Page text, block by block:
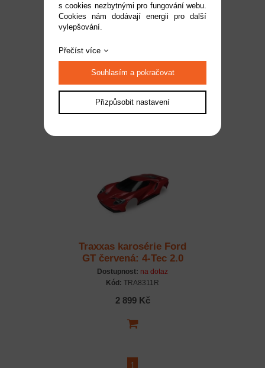
Traxxas karosérie Ford
GT modrá: 4-Tec 2.0
Dostupnost: na dotaz
Kód:TRA8311A
2 899 Kč
Traxxas karosérie Ford
GT červená: 4-Tec 2.0
Dostupnost: na dotaz
Kód: TRA8311R
2 899 Kč
1
s cookies nezbytnými pro fungování webu.
Cookies nám dodávají energii pro další
vylepšování.
Přečíst více
Souhlasím a pokračovat
Přizpůsobit nastavení